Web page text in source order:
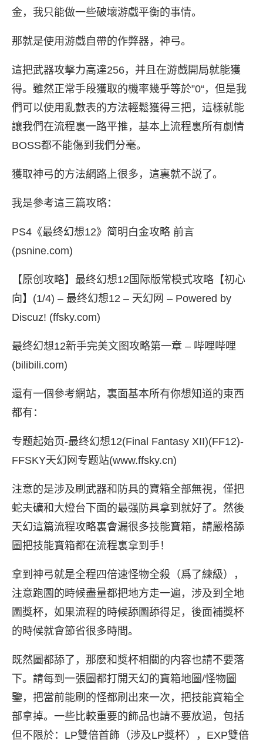
金，我只能做一些破壞游戲平衡的事情。
那就是使用游戲自帶的作弊器，神弓。
這把武器攻擊力高達256，并且在游戲開局就能獲
得。雖然正常手段獲取的機率幾乎等於”0“，但是我
們可以使用亂數表的方法輕鬆獲得三把，這樣就能
讓我們在流程裏一路平推，基本上流程裏所有劇情
BOSS都不能傷到我們分毫。
獲取神弓的方法網路上很多，這裏就不説了。
我是參考這三篇攻略：
PS4《最终幻想12》简明白金攻略 前言
(psnine.com)
【原创攻略】最终幻想12国际版常模式攻略【初心
向】(1/4) – 最终幻想12 – 天幻网 – Powered by
Discuz! (ffsky.com)
最终幻想12新手完美文图攻略第一章 – 哔哩哔哩
(bilibili.com)
還有一個參考網站，裏面基本所有你想知道的東西
都有：
专题起始页-最终幻想12(Final Fantasy XII)(FF12)-
FFSKY天幻网专题站(www.ffsky.cn)
注意的是涉及刷武器和防具的寶箱全部無視，僅把
蛇夫礦和大燈台下面的最强防具拿到就好了。然後
天幻這篇流程攻略裏會漏很多技能寶箱，請嚴格舔
圖把技能寶箱都在流程裏拿到手！
拿到神弓就是全程四倍速怪物全殺（爲了練級），
注意跑圖的時候盡量都把地方走一遍，涉及到全地
圖獎杯，如果流程的時候舔圖舔得足，後面補獎杯
的時候就會節省很多時間。
既然圖都舔了，那麽和獎杯相關的内容也請不要落
下。請每到一張圖都打開天幻的寶箱地圖/怪物圖
鑒，把當前能刷的怪都刷出來一次，把技能寶箱全
部拿掉。一些比較重要的飾品也請不要放過，包括
但不限於：LP雙倍首飾（涉及LP獎杯），EXP雙倍